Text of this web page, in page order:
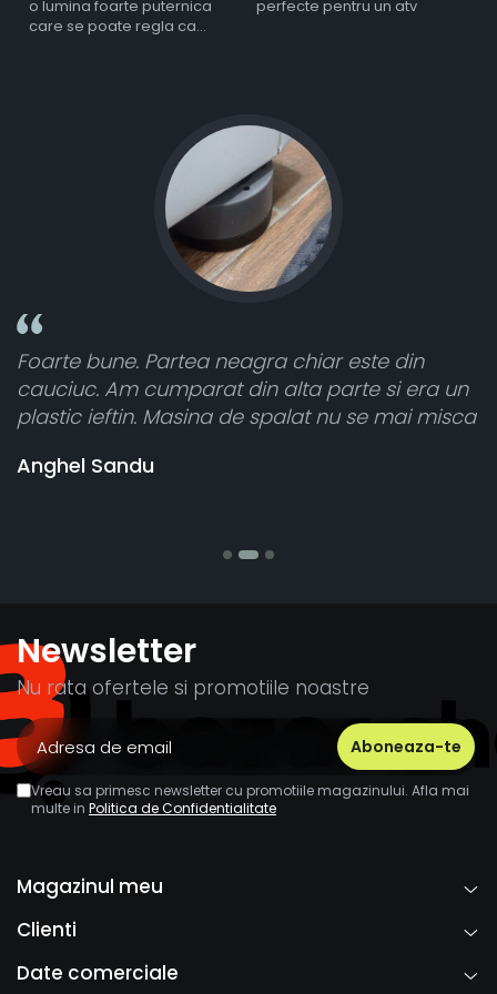
o lumina foarte puternica
care se poate regla ca
perfecte pentru un atv
chiar este din
parte si era un
nu se mai misca
Toate sunt foarte luminoase
atât de bine în curtea din
cele 8 bucati dar una nu a
Newsletter
Nu rata ofertele si promotiile noastre
Vreau sa primesc newsletter cu promotiile magazinului. Afla mai
multe in Politica de Confidentialitate
Magazinul meu
Clienti
Date comerciale